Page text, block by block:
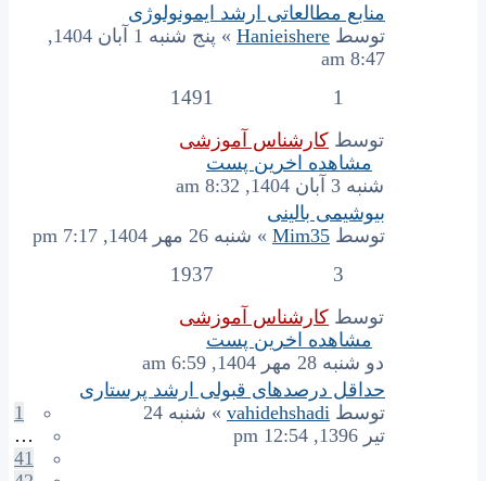
منابع مطالعاتی ارشد ایمونولوژی
توسط Hanieishere
» پنج شنبه 1 آبان 1404,
8:47 am
1
1491
توسط کارشناس آموزشی
مشاهده اخرین پست
شنبه 3 آبان 1404, 8:32 am
بیوشیمی بالینی
توسط Mim35 » شنبه 26 مهر 1404, 7:17 pm
3
1937
توسط کارشناس آموزشی
مشاهده اخرین پست
دو شنبه 28 مهر 1404, 6:59 am
حداقل درصدهای قبولی ارشد پرستاری
1
…
41
توسط vahidehshadi
» شنبه 24
تیر 1396, 12:54 pm